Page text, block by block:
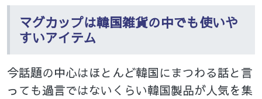
マグカップは韓国雑貨の中でも使いや
すいアイテム
今話題の中心はほとんど韓国にまつわる話と言
っても過言ではないくらい韓国製品が人気を集